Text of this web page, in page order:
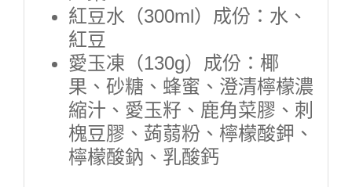
紅豆水（300ml）成份：水、
紅豆
愛玉凍（130g）成份：椰
果、砂糖、蜂蜜、澄清檸檬濃
縮汁、愛玉籽、鹿角菜膠、刺
槐豆膠、蒟蒻粉、檸檬酸鉀、
檸檬酸鈉、乳酸鈣